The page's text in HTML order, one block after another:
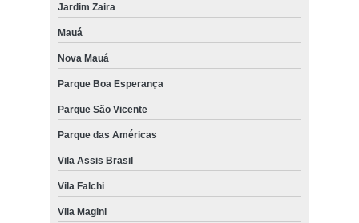
Jardim Zaira
Mauá
Nova Mauá
Parque Boa Esperança
Parque São Vicente
Parque das Américas
Vila Assis Brasil
Vila Falchi
Vila Magini